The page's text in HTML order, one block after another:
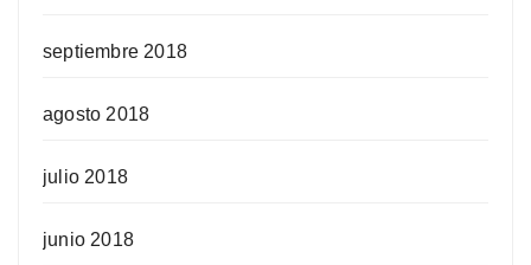
septiembre 2018
agosto 2018
julio 2018
junio 2018